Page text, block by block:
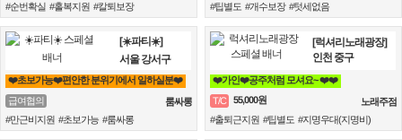
#순번확실 #홀복지원 #칼퇴보장
#팁별도 #개수보장 #텃세없음
[☀️파티☀️]
서울 강서구
❤️초보가능❤️편안한 분위기에서 일하실분❤️
급여협의
룸싸롱
#만근비지원 #초보가능 #룸싸롱
[럭셔리노래광장]
인천 중구
❤️가인❤️공주처럼 모셔요~ ❤️❤️
T/C
55,000원
노래주점
#출퇴근지원 #팁별도 #지명우대(지명비)